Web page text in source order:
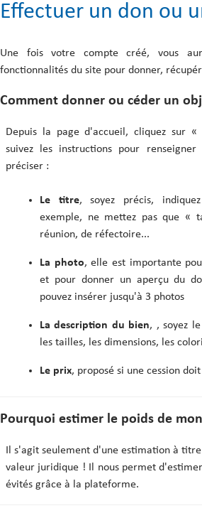
Effectuer un don ou
Une fois votre compte créé, vous
fonctionnalités du site pour donner,
Comment donner ou céder un
Depuis la page d'accueil, cliquez sur
suivez les instructions pour
préciser :
Le titre, soyez précis,
exemple, ne mettez pas que «
réunion, de réfectoire...
La photo, elle est importante
et pour donner un aperçu du
pouvez insérer jusqu'à 3 photos
La description du bien, , soyez
les tailles, les dimensions, les
Le prix, proposé si une cession
Pourquoi estimer le poids de
Il s'agit seulement d'une estimation à
valeur juridique ! Il nous permet
évités grâce à la plateforme.